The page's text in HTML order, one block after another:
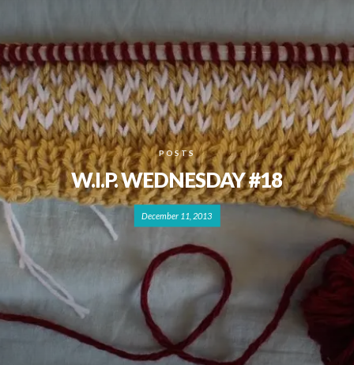
POSTS
W.I.P. WEDNESDAY #18
December 11, 2013